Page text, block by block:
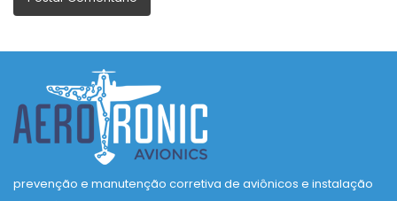
prevenção e manutenção corretiva de aviônicos e instalação